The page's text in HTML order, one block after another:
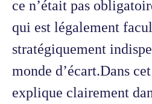
ce n’était pas
qui est légalement
stratégiquement
monde d’écart.Dans
explique clairement